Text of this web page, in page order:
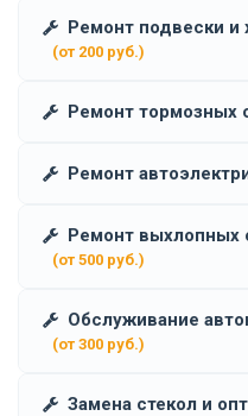
Ремонт подвески и
(от 200 руб.)
Ремонт тормозных
Ремонт
Ремонт выхлопных
(от 500 руб.)
Обслуживание
(от 300 руб.)
Замена стекол и